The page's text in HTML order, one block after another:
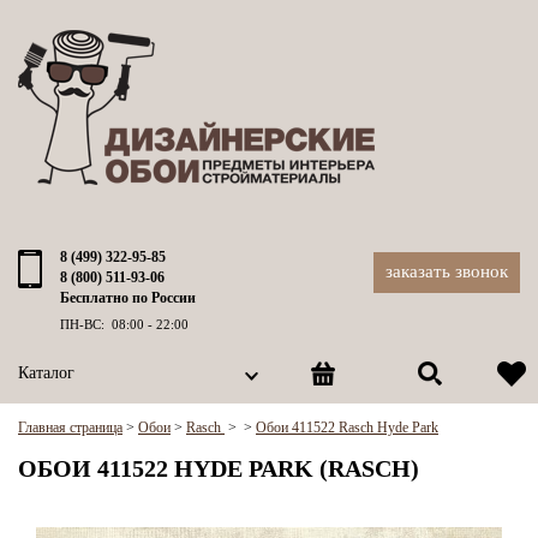
8 (499) 322-95-85
8 (800) 511-93-06
Бесплатно по России
ПН-ВС: 08:00 - 22:00
заказать звонок
Каталог
Главная страница > Обои > Rasch > > Обои 411522 Rasch Hyde Park
ОБОИ 411522 HYDE PARK (RASCH)